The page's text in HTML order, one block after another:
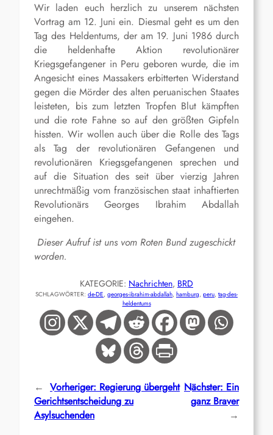
Wir laden euch herzlich zu unserem nächsten
Vortrag am 12. Juni ein. Diesmal geht es um den
Tag des Heldentums, der am 19. Juni 1986 durch
die heldenhafte Aktion revolutionärer
Kriegsgefangener in Peru geboren wurde, die im
Angesicht eines Massakers erbitterten Widerstand
gegen die Mörder des alten peruanischen Staates
leisteten, bis zum letzten Tropfen Blut kämpften
und die rote Fahne so auf den größten Gipfeln
hissten. Wir wollen auch über die Rolle des Tags
als Tag der revolutionären Gefangenen und
revolutionären Kriegsgefangenen sprechen und
auf die Situation des seit über vierzig Jahren
unrechtmäßig vom französischen staat inhaftierten
Revolutionärs Georges Ibrahim Abdallah
eingehen.
Dieser Aufruf ist uns vom Roten Bund zugeschickt
worden.
KATEGORIE: Nachrichten, BRD
SCHLAGWÖRTER: de-DE, georges-ibrahim-abdallah, hamburg, peru, tag-des-
heldentums
← Vorheriger: Regierung übergeht
Gerichtsentscheidung zu
Asylsuchenden
Nächster: Ein
ganz Braver
→